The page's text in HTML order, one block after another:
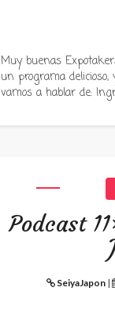
Muy buenas
un programa
vamos a hablar de:
Podcast
SeiyaJapon|